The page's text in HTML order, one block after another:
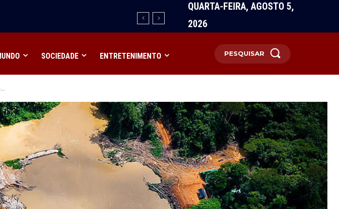
QUARTA-FEIRA, AGOSTO 5,
2026
SOCIEDADE ENTRETENIMENTO PESQUISAR